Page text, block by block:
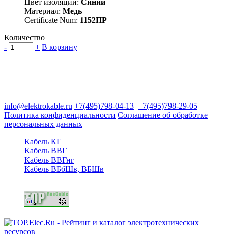
Материал: Медь
Certificate Num: 1152ПР
Количество
-
+ В корзину
info@elektrokable.ru +7(495)798-04-13 +7(495)798-29-05
Политика конфиденциальности Соглашение об обработке
персональных данных
Кабель КГ
Кабель ВВГ
Кабель ВВГнг
Кабель ВБбШв, ВБШв